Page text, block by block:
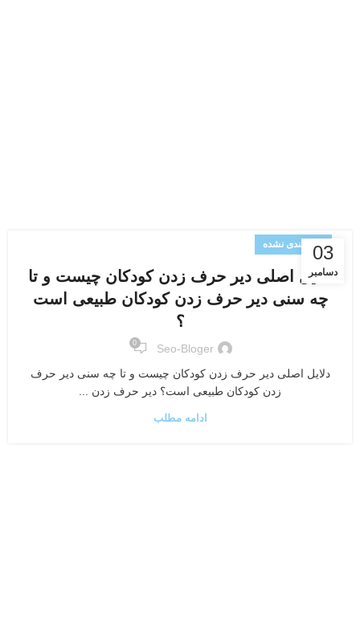
03
دسامبر
دسته‌بندی نشده
دلایل اصلی دیر حرف زدن کودکان چیست و تا
چه سنی دیر حرف زدن کودکان طبیعی است
؟
Seo-Bloger
0
دلایل اصلی دیر حرف زدن کودکان چیست و تا چه سنی دیر حرف
زدن کودکان طبیعی است؟ دیر حرف زدن ...
ادامه مطلب